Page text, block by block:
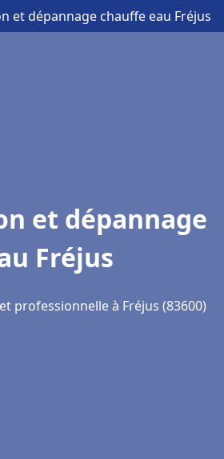
et dépannage chauffe eau Fréjus
et dépannage
Fréjus
professionnelle à Fréjus (83600)